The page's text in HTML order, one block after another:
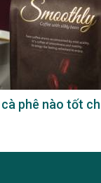
cà phê nào tốt